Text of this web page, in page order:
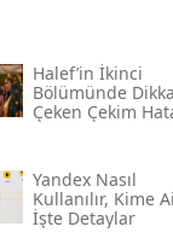
Halef’in İkinci
Bölümünde
Çeken Çekim
Yandex Nasıl
Kullanılır, Kime
İşte Detaylar